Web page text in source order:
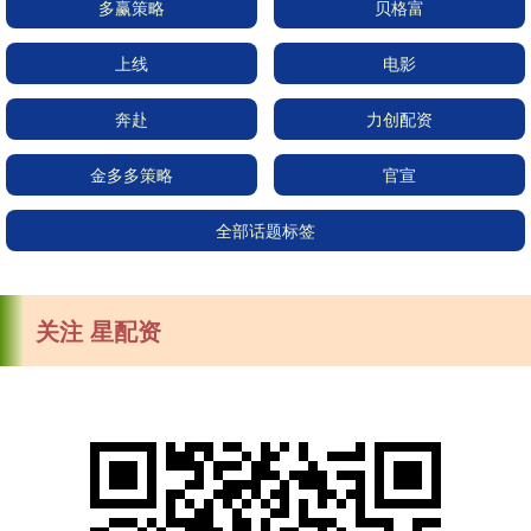
多赢策略 贝格富
上线 电影
奔赴 力创配资
金多多策略 官宣
全部话题标签
关注 星配资